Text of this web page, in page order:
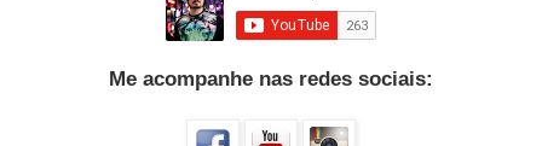
Me acompanhe nas redes sociais: